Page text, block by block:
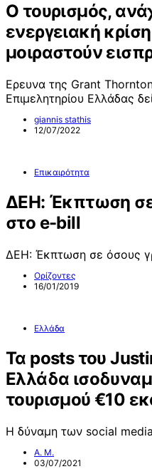
Ο τουρισμός,
ενεργειακή
μοιραστούν
Ερευνα της Grant
Επιμελητηρίου Ελλάδας
giannis stathis
12/07/2022
Επικαιρότητα
ΔΕΗ: Έκπτωση
στο e-bill
ΔΕΗ: Έκπτωση σε όσους
Ορίζοντες
16/01/2019
Ελλάδα
Τα posts του
Ελλάδα
τουρισμού €10
Η δύναμη των social media
Α. Μ.
03/07/2021